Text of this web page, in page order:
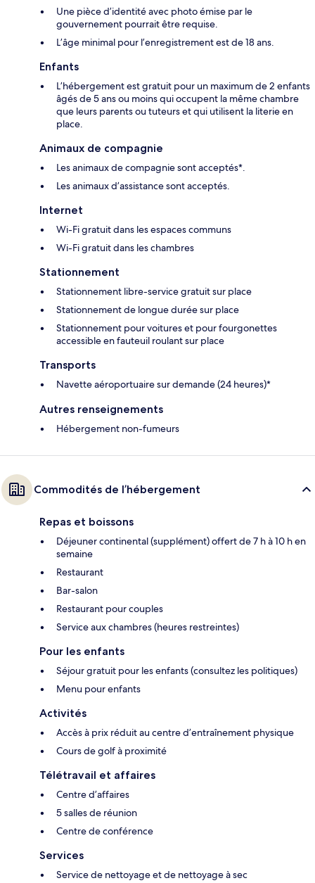
Une pièce d’identité avec photo émise par le
gouvernement pourrait être requise.
L’âge minimal pour l’enregistrement est de 18 ans.
Enfants
L’hébergement est gratuit pour un maximum de 2 enfants
âgés de 5 ans ou moins qui occupent la même chambre
que leurs parents ou tuteurs et qui utilisent la literie en
place.
Animaux de compagnie
Les animaux de compagnie sont acceptés*.
Les animaux d’assistance sont acceptés.
Internet
Wi-Fi gratuit dans les espaces communs
Wi-Fi gratuit dans les chambres
Stationnement
Stationnement libre-service gratuit sur place
Stationnement de longue durée sur place
Stationnement pour voitures et pour fourgonettes
accessible en fauteuil roulant sur place
Transports
Navette aéroportuaire sur demande (24 heures)*
Autres renseignements
Hébergement non-fumeurs
Commodités de l’hébergement
Repas et boissons
Déjeuner continental (supplément) offert de 7 h à 10 h en
semaine
Restaurant
Bar-salon
Restaurant pour couples
Service aux chambres (heures restreintes)
Pour les enfants
Séjour gratuit pour les enfants (consultez les politiques)
Menu pour enfants
Activités
Accès à prix réduit au centre d’entraînement physique
Cours de golf à proximité
Télétravail et affaires
Centre d’affaires
5 salles de réunion
Centre de conférence
Services
Service de nettoyage et de nettoyage à sec